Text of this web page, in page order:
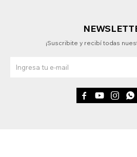
¡Suscribite y recibí todas
   